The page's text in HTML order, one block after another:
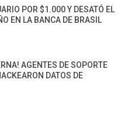
POR $1.000 Y DESATÓ EL
EN LA BANCA DE BRASIL
AGENTES DE SOPORTE
DATOS DE